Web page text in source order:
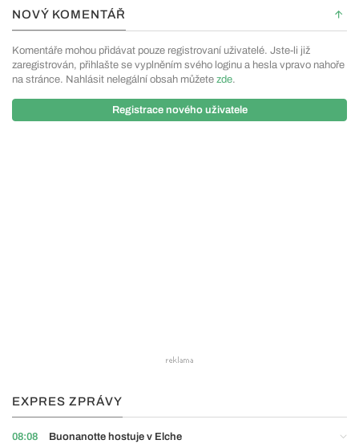
NOVÝ KOMENTÁŘ
Komentáře mohou přidávat pouze registrovaní uživatelé. Jste-li již
zaregistrován, přihlašte se vyplněním svého loginu a hesla vpravo nahoře
na stránce. Nahlásit nelegální obsah můžete zde.
Registrace nového uživatele
EXPRES ZPRÁVY
08:08 Buonanotte hostuje v Elche